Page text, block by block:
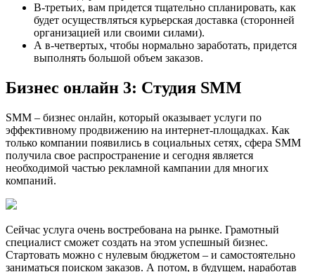
В-третьих, вам придется тщательно спланировать, как
будет осуществляться курьерская доставка (сторонней
организацией или своими силами).
А в-четвертых, чтобы нормально заработать, придется
выполнять большой объем заказов.
Бизнес онлайн 3: Студия SMM
SMM – бизнес онлайн, который оказывает услуги по
эффективному продвижению на интернет-площадках. Как
только компании появились в социальных сетях, сфера SMM
получила свое распространение и сегодня является
необходимой частью рекламной кампании для многих
компаний.
Сейчас услуга очень востребована на рынке. Грамотный
специалист сможет создать на этом успешный бизнес.
Стартовать можно с нулевым бюджетом – и самостоятельно
заниматься поиском заказов. А потом, в будущем, наработав